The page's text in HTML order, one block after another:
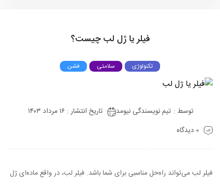
فیلر یا ژل لب چیست؟
تکنولوژی سلامتی فشن
توسط : تیم نویسندگی نیومد
تاریخ انتشار : ۱۶ مرداد ۱۴۰۳
0 دیدگاه
فیلر لب می‌تواند راه‌حل مناسبی برای شما باشد. فیلر لب، در واقع ماده‌ای ژل